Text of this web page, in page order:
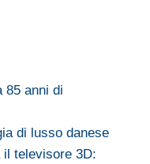
85 anni di
di lusso danese
il televisore 3D: